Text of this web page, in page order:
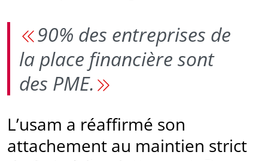
90% des entreprises de
la place financière sont
des PME.
L’usam a réaffirmé son
attachement au maintien strict